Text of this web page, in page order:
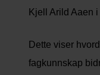
Kjell Arild Aaen
Dette viser
fagkunnskap